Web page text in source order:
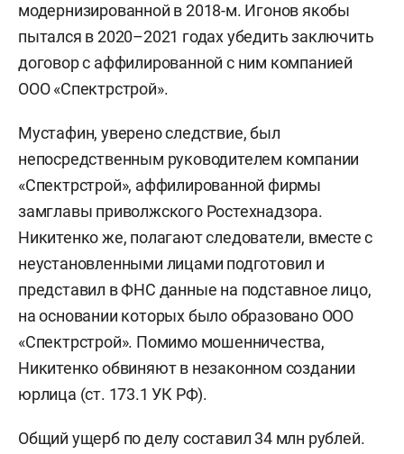
модернизированной в 2018-м. Игонов якобы
пытался в 2020–2021 годах убедить заключить
договор с аффилированной с ним компанией
ООО «Спектрстрой».
Мустафин, уверено следствие, был
непосредственным руководителем компании
«Спектрстрой», аффилированной фирмы
замглавы приволжского Ростехнадзора.
Никитенко же, полагают следователи, вместе с
неустановленными лицами подготовил и
представил в ФНС данные на подставное лицо,
на основании которых было образовано ООО
«Спектрстрой». Помимо мошенничества,
Никитенко обвиняют в незаконном создании
юрлица (ст. 173.1 УК РФ).
Общий ущерб по делу составил 34 млн рублей.